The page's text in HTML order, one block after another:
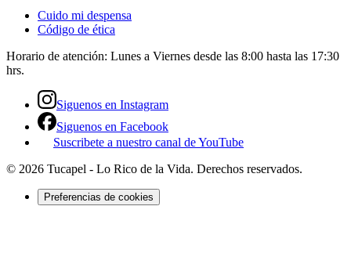
Cuido mi despensa
Código de ética
Horario de atención: Lunes a Viernes desde las 8:00 hasta las 17:30
hrs.
Siguenos en Instagram
Siguenos en Facebook
Suscribete a nuestro canal de YouTube
© 2026 Tucapel - Lo Rico de la Vida. Derechos reservados.
Preferencias de cookies